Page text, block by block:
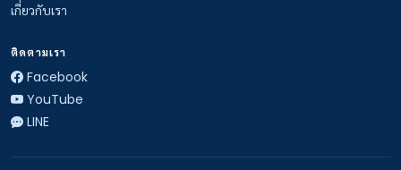
เกี่ยวกับเรา
ติดตามเรา
Facebook
YouTube
LINE